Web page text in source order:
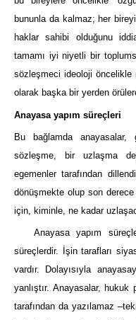
bununla da kalmaz; her
haklar sahibi olduğunu
tamamı iyi niyetli bir
sözleşmeci ideoloji öncelikle
olarak başka bir yerden
Anayasa yapım süreçleri
Bu bağlamda
sözleşme, bir uzlaşma
egemenler tarafından
dönüşmekte olup son
için, kiminle, ne kadar
Anayasa yapım
süreçlerdir. İşin tarafları
vardır. Dolayısıyla
yanlıştır. Anayasalar,
tarafından da yazılamaz